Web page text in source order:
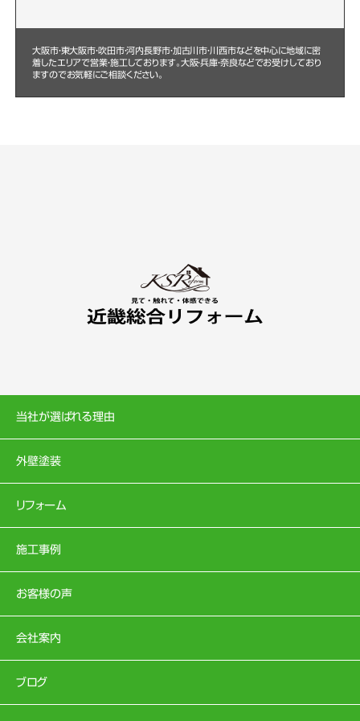
大阪市・東大阪市・吹田市・河内長野市・加古川市・川西市などを中心に地域に密
着したエリアで営業・施工しております。大阪・兵庫・奈良などでお受けしており
ますのでお気軽にご相談ください。
当社が選ばれる理由
外壁塗装
リフォーム
施工事例
お客様の声
会社案内
ブログ